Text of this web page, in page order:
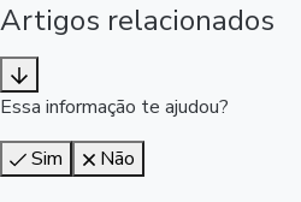
Artigos relacionados
Essa informação te ajudou?
Sim
Não